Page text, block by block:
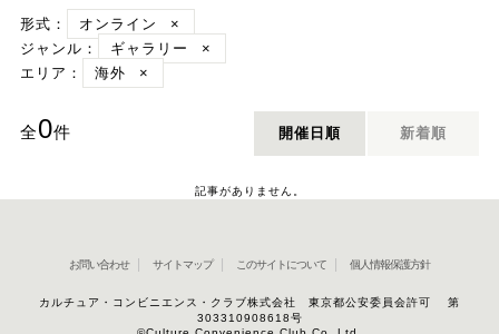
形式：
オンライン
×
ジャンル：
ギャラリー
×
エリア：
海外 ×
全0件 開催日順 新着順
記事がありません。
お問い合わせ サイトマップ このサイトについて 個人情報保護方針
カルチュア・コンビニエンス・クラブ株式会社 東京都公安委員会許可 第
303310908618号